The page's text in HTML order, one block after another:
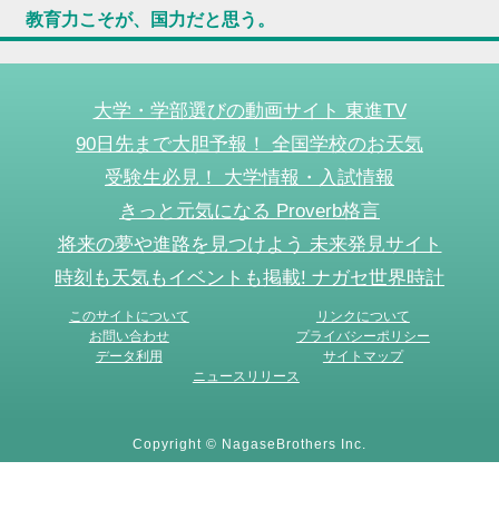
教育力こそが、国力だと思う。
大学・学部選びの動画サイト 東進TV
90日先まで大胆予報！ 全国学校のお天気
受験生必見！ 大学情報・入試情報
きっと元気になる Proverb格言
将来の夢や進路を見つけよう 未来発見サイト
時刻も天気もイベントも掲載! ナガセ世界時計
このサイトについて
リンクについて
お問い合わせ
プライバシーポリシー
データ利用
サイトマップ
ニュースリリース
Copyright © NagaseBrothers Inc.